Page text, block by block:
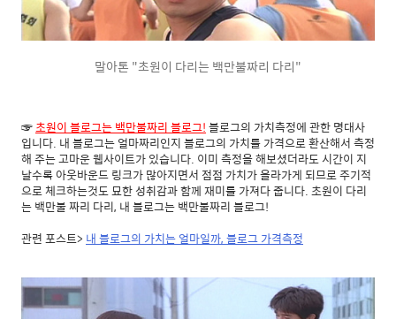
말아톤 "초원이 다리는 백만불짜리 다리"
☞초원이 블로그는 백만불짜리 블로그!블로그의 가치측정에 관한 명대사
입니다. 내 블로그는 얼마짜리인지 블로그의 가치를 가격으로 환산해서 측정
해 주는 고마운 웹사이트가 있습니다. 이미 측정을 해보셨더라도 시간이 지
날수록 아웃바운드 링크가 많아지면서 점점 가치가 올라가게 되므로 주기적
으로 체크하는것도 묘한 성취감과 함께 재미를 가져다 줍니다. 초원이 다리
는 백만불 짜리 다리, 내 블로그는 백만불짜리 블로그!
관련 포스트> 내 블로그의 가치는 얼마일까, 블로그 가격측정